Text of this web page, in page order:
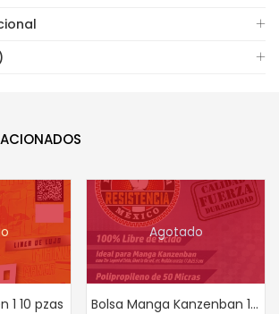
1 10 pzas
Agotado
Bolsa Manga Kanzenban 10 pzas